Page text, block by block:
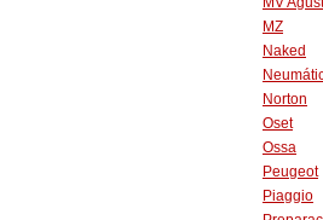
MZ
Naked
Norton
Oset
Ossa
Peugeot
Piaggio